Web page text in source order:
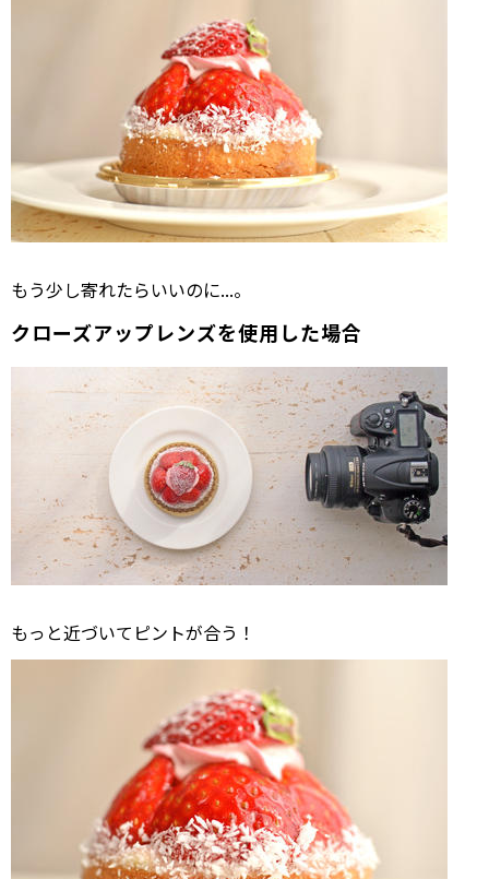
もう少し寄れたらいいのに...。
クローズアップレンズを使用した場合
もっと近づいてピントが合う！